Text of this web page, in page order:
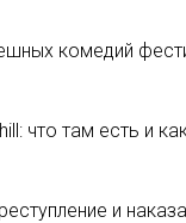
комедий
что там есть и
и